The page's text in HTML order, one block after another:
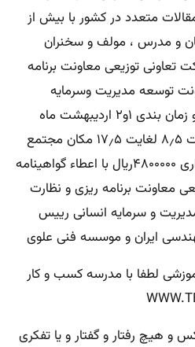
متعدد در کشور با بیش از
و مدرس ، مولف و سخنران
توزیعی معاونت برنامه
توسعه مدیریت وسرمایه
انسانی رییس جمهور مدت و زمان بندی ۱و۲ اردیبهشت ماه
۱۳۹۴ بمدت دو روزه از ساعت ۸٫۵ لغایت ۱۷٫۵ مکان مجتمع
فنی علوی هزینه سرمایه گذاری ۴۸۰۰۰۰۰ریال با اعطاء گواهینامه
معاونت برنامه ریزی و نظارت
و سرمایه انسانی رییس
ایران و موسسه فنی علوی
لطفا با مدرسه کسب و کار
و هیچ رفتار و گفتار و یا تفکری